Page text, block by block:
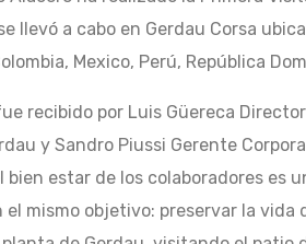
llevó a cabo en Gerdau Corsa
Mexico, Perú, República
recibido por Luis Güereca
y Sandro Piussi Gerente
bien estar de los colaboradores
mismo objetivo: preservar la vida